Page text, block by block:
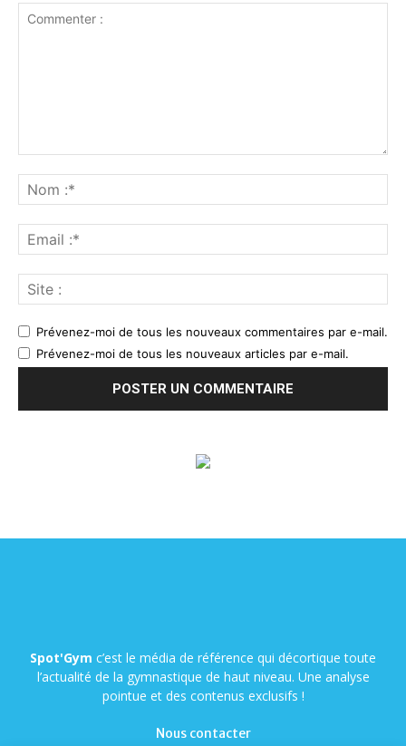
Prévenez-moi de tous les nouveaux commentaires par e-mail.
Prévenez-moi de tous les nouveaux articles par e-mail.
Spot'Gym c’est le média de référence qui décortique toute
l’actualité de la gymnastique de haut niveau. Une analyse
pointue et des contenus exclusifs !
Nous contacter